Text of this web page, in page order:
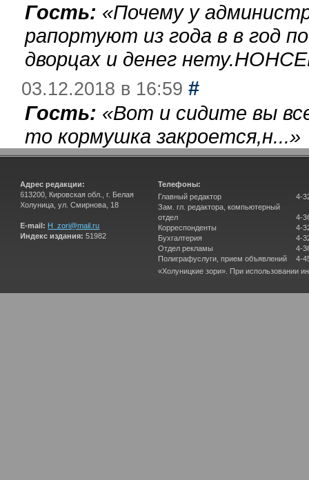
Гость: «Почему у
рапортуют из года в в год
дворцах и денег
03.12.2018 в 16:59 #
Гость: «Вот и сидите вы
то кормушка закроется,н...»
Адрес редакции:
613200, Кировская обл., г. Белая
Холуница, ул. Смирнова, 18
E-mail: H_zori@mail.ru
Индекс издания: 51982
Телефоны:
Главный редактор
Зам. гл. редактора, компьютерный
отдел
Корреспонденты
Бухгалтерия
Отдел рекламы
Полиграфуслуги, прием объявлений
4-
4-
4-
4-
4-
4-
«Холуницкие зори». При использовании